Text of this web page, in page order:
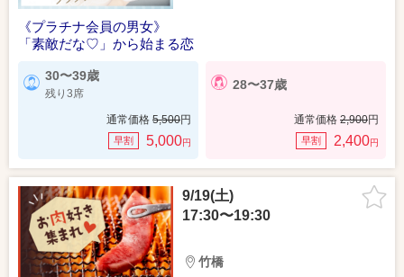
《プラチナ会員の男女》
「素敵だな♡」から始まる恋
30〜39歳
残り3席
通常価格 5,500円
早割 5,000円
28〜37歳
通常価格 2,900円
早割 2,400円
9/19(土)
17:30〜19:30
竹橋